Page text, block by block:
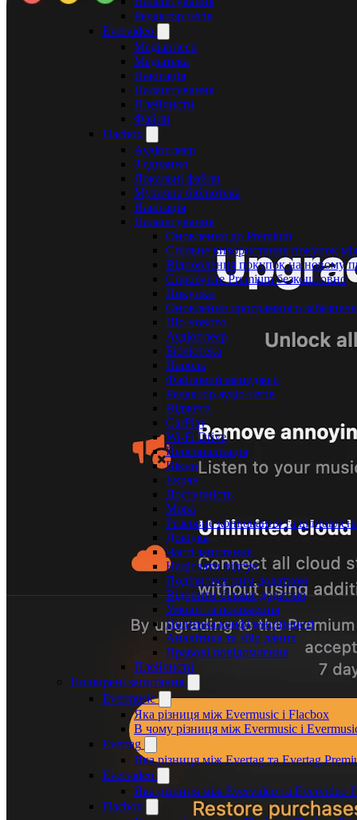
Редактор тегів
Evervideo
Медіаплеєр
Медіатека
Навігація
Налаштування
Плейлисти
Файли
Flacbox
Аудіоплеєр
З'єднання
Локальні файли
Музична бібліотека
Навігація
Налаштування
Оновлення до Premium
Спільне використання покупок
Відновлення покупок на новому
Спробуйте Premium безкоштовно
Покупки
Оновлення програмного
Що нового
Аудіоплеєр
Бібліотека
Пароль
Файловий менеджер
Редактор аудіо-тегів
Віджети
CarPlay
Wi-Fi Drive
Персоналізація
Вікно
Екран
Доступність
Мова
Резервне копіювання та
Довідка
Часті запитання
Надіслати відгук
Поділитися цим додатком
Відкрити більше додатків
Умови та положення
Політика конфіденційності
Аналітика та збір даних
Правові повідомлення
Плейлисти
Поширені запитання
Evermusic
Яка різниця між Evermusic і Flacbox
В чому різниця між Evermusic і
Evertag
Яка різниця між Evertag та Evertag
Evervideo
Яка різниця між Evervideo та Evervideo
Flacbox